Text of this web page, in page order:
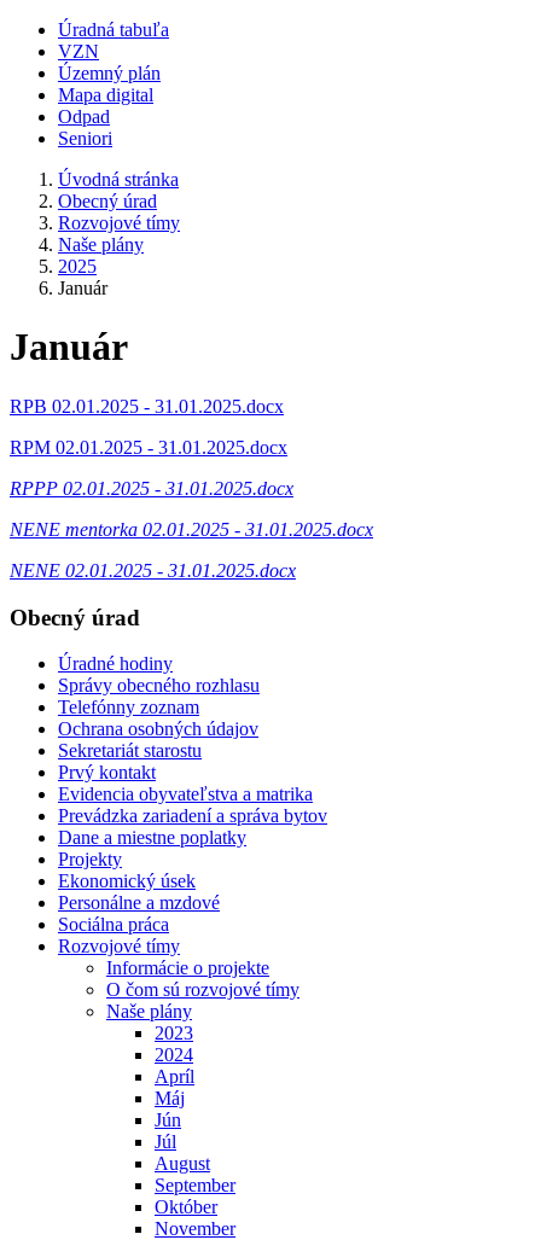
Úradná tabuľa
VZN
Územný plán
Mapa digital
Odpad
Seniori
Úvodná stránka
Obecný úrad
Rozvojové tímy
Naše plány
2025
Január
Január
RPB 02.01.2025 - 31.01.2025.docx
RPM 02.01.2025 - 31.01.2025.docx
RPPP 02.01.2025 - 31.01.2025.docx
NENE mentorka 02.01.2025 - 31.01.2025.docx
NENE 02.01.2025 - 31.01.2025.docx
Obecný úrad
Úradné hodiny
Správy obecného rozhlasu
Telefónny zoznam
Ochrana osobných údajov
Sekretariát starostu
Prvý kontakt
Evidencia obyvateľstva a matrika
Prevádzka zariadení a správa bytov
Dane a miestne poplatky
Projekty
Ekonomický úsek
Personálne a mzdové
Sociálna práca
Rozvojové tímy
Informácie o projekte
O čom sú rozvojové tímy
Naše plány
2023
2024
Apríl
Máj
Jún
Júl
August
September
Október
November